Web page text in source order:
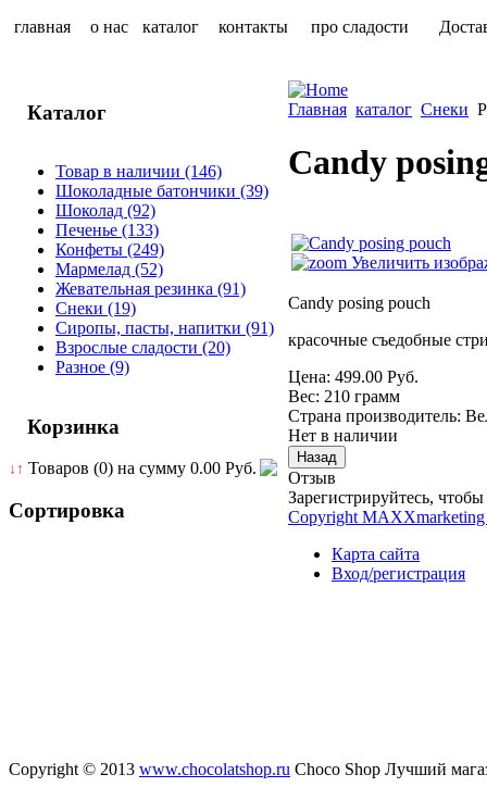
главная о нас каталог контакты про сладости
Каталог
Товар в наличии (146)
Шоколадные батончики (39)
Шоколад (92)
Печенье (133)
Конфеты (249)
Мармелад (52)
Жевательная резинка (91)
Снеки (19)
Сиропы, пасты, напитки (91)
Взрослые сладости (20)
Разное (9)
Корзинка
↓↑ Товаров (0) на сумму 0.00 Руб.
Сортировка
Главная каталог Снеки
Candy
Увеличить
Candy posing pouch
красочные съедобные
Цена: 499.00 Руб.
Вес: 210 грамм
Страна производитель:
Нет в наличии
Отзыв
Зарегистрируйтесь, чтобы
Copyright MAXXmarketing
Карта сайта
Вход/регистрация
Copyright © 2013 www.chocolatshop.ru Choco Shop Лучший